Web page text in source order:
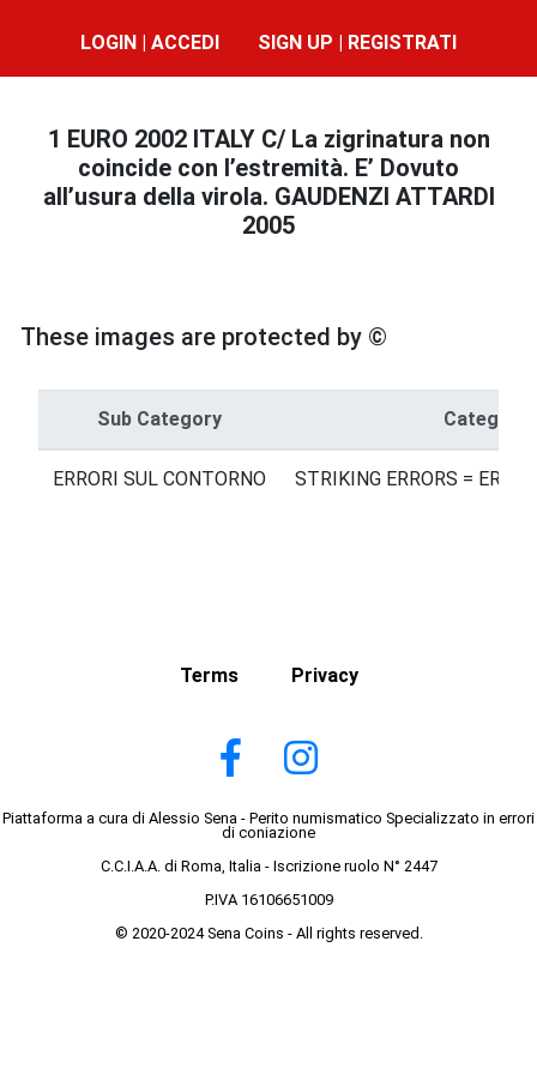
LOGIN | ACCEDI SIGN UP | REGISTRATI
1 EURO 2002 ITALY C/ La zigrinatura non
coincide con l’estremità. E’ Dovuto
all’usura della virola. GAUDENZI ATTARDI
2005
These images are protected by ©
Sub Category Category
ERRORI SUL CONTORNO STRIKING ERRORS =
Terms Privacy
Piattaforma a cura di Alessio Sena - Perito numismatico Specializzato in errori
di coniazione
C.C.I.A.A. di Roma, Italia - Iscrizione ruolo N° 2447
P.IVA 16106651009
© 2020-2024 Sena Coins - All rights reserved.